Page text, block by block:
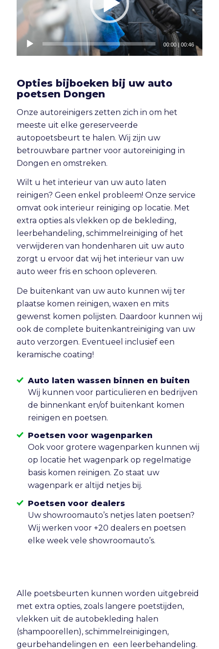
00:00|00:46
Opties bijboeken bij uw auto
poetsen Dongen
Onze autoreinigers zetten zich in om het
meeste uit elke gereserveerde
autopoetsbeurt te halen. Wij zijn uw
betrouwbare partner voor autoreiniging in
Dongen en omstreken.
Wilt u het interieur van uw auto laten
reinigen? Geen enkel probleem! Onze service
omvat ook interieur reiniging op locatie. Met
extra opties als vlekken op de bekleding,
leerbehandeling, schimmelreiniging of het
verwijderen van hondenharen uit uw auto
zorgt u ervoor dat wij het interieur van uw
auto weer fris en schoon opleveren.
De buitenkant van uw auto kunnen wij ter
plaatse komen reinigen, waxen en mits
gewenst komen polijsten. Daardoor kunnen wij
ook de complete buitenkantreiniging van uw
auto verzorgen. Eventueel inclusief een
keramische coating!
Auto laten wassen binnen en buiten
Wij kunnen voor particulieren en bedrijven
de binnenkant en/of buitenkant komen
reinigen en poetsen.
Poetsen voor wagenparken
Ook voor grotere wagenparken kunnen wij
op locatie het wagenpark op regelmatige
basis komen reinigen. Zo staat uw
wagenpark er altijd netjes bij.
Poetsen voor dealers
Uw showroomauto’s netjes laten poetsen?
Wij werken voor +20 dealers en poetsen
elke week vele showroomauto’s.
Alle poetsbeurten kunnen worden uitgebreid
met extra opties, zoals langere poetstijden,
vlekken uit de autobekleding halen
(shampoorellen), schimmelreinigingen,
geurbehandelingen en een leerbehandeling.